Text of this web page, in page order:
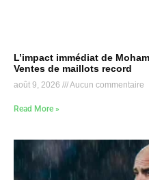
L’impact immédiat de
Ventes de maillots record
août 9, 2026 Aucun commentaire
Read More »